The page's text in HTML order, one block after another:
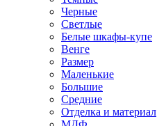
Черные
Светлые
Белые шкафы-купе
Венге
Размер
Маленькие
Большие
Средние
Отделка и материал